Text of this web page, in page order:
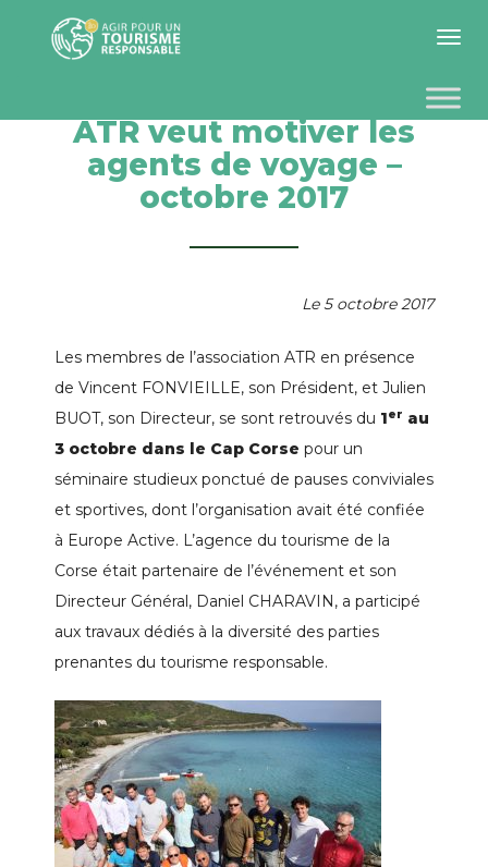
Toggle
ATR veut motiver les
agents de voyage –
octobre 2017
Le 5 octobre 2017
Les membres de l’association ATR en présence
de Vincent FONVIEILLE, son Président, et Julien
BUOT, son Directeur, se sont retrouvés du 1er au
3 octobre dans le Cap Corse pour un
séminaire studieux ponctué de pauses conviviales
et sportives, dont l’organisation avait été confiée
à Europe Active. L’agence du tourisme de la
Corse était partenaire de l’événement et son
Directeur Général, Daniel CHARAVIN, a participé
aux travaux dédiés à la diversité des parties
prenantes du tourisme responsable.